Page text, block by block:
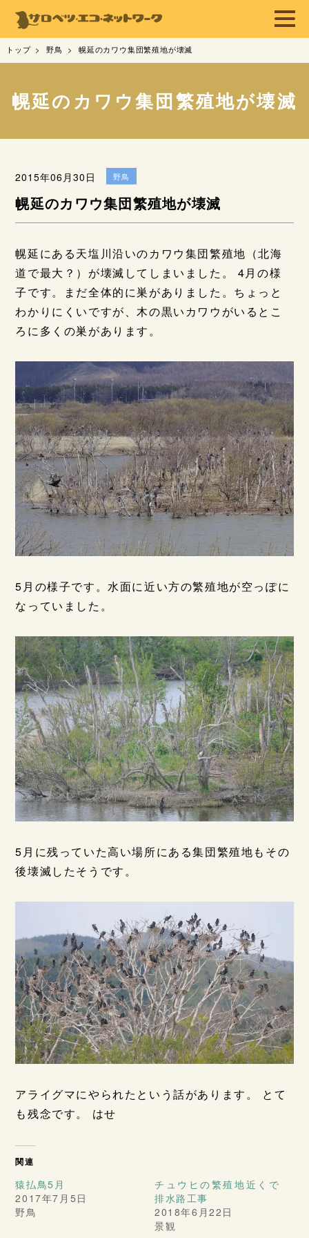
トップ 野鳥 幌延のカワウ集団繁殖地が壊滅
幌延のカワウ集団繁殖地が壊滅
2015年06月30日 野鳥
幌延のカワウ集団繁殖地が壊滅
幌延にある天塩川沿いのカワウ集団繁殖地（北海
道で最大？）が壊滅してしまいました。 4月の様
子です。まだ全体的に巣がありました。ちょっと
わかりにくいですが、木の黒いカワウがいるとこ
ろに多くの巣があります。
5月の様子です。水面に近い方の繁殖地が空っぽに
なっていました。
5月に残っていた高い場所にある集団繁殖地もその
後壊滅したそうです。
アライグマにやられたという話があります。 とて
も残念です。 はせ
関連
猿払鳥5月
2017年7月5日
野鳥
チュウヒの繁殖地近くで
排水路工事
2018年6月22日
景観